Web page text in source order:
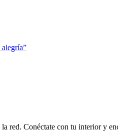
red. Conéctate con tu interior y